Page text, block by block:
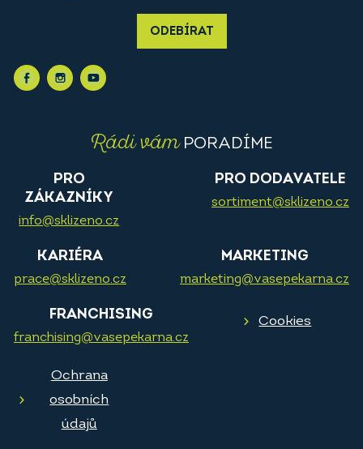
ODEBÍRAT
Rádi vámPORADÍME
PRO
ZÁKAZNÍKY
info@sklizeno.cz
PRO DODAVATELE
sortiment@sklizeno.cz
KARIÉRA
prace@sklizeno.cz
MARKETING
marketing@vasepekarna.cz
FRANCHISING
franchising@vasepekarna.cz
Cookies
Ochrana
osobních
údajů